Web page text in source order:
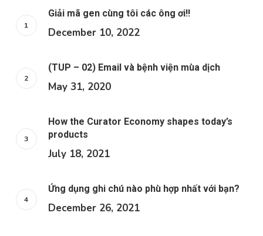
Giải mã gen cùng tôi các ông ơi!!
December 10, 2022
(TUP – 02) Email và bệnh viện mùa dịch
May 31, 2020
How the Curator Economy shapes today’s
products
July 18, 2021
Ứng dụng ghi chú nào phù hợp nhất với bạn?
December 26, 2021